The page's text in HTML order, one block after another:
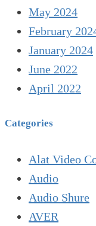
May 2024
February
January 2024
June 2022
April 2022
Categories
Alat Video
Audio
Audio Shure
AVER